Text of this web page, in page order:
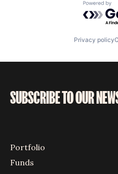
Powered
Privacy policy
SUBSCRIBE TO OUR
Portfolio
Funds